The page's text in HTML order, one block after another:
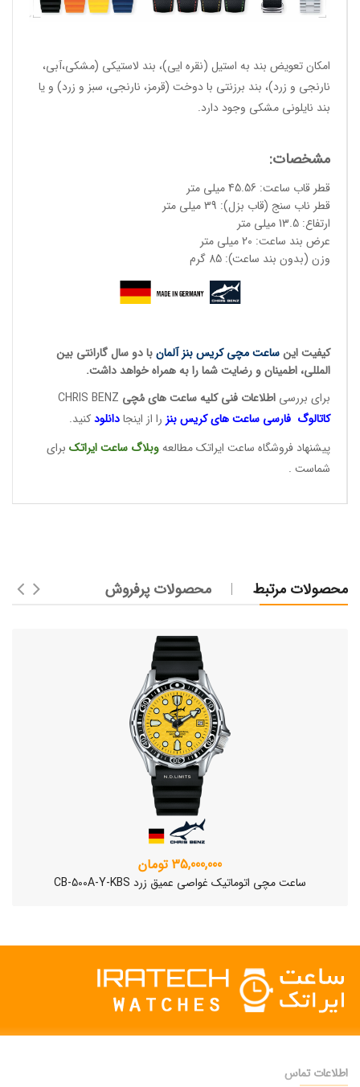
امکان تعویض بند به استیل (نقره ایی)، بند لاستیکی (مشکی،آبی،
نارنجی و زرد)، بند برزنتی با دوخت (قرمز، نارنجی، سبز و زرد) و یا
بند نایلونی مشکی وجود دارد.
مشخصات:
قطر قاب ساعت: 45.56 میلی متر
قطر ناب سنج (قاب بزل): 39 میلی متر
ارتفاع: 13.5 میلی متر
عرض بند ساعت: 20 میلی متر
وزن (بدون بند ساعت): 85 گرم
کیفیت اینساعت مچی کریس بنز آلمانبا دو سال گارانتی بین
المللی، اطمینان و رضایت شما را به همراه خواهد داشت.
برای بررسی اطلاعات فنی کلیه ساعت های مُچی
کاتالوگ فارسی ساعت هایکریس بنز را از اینجادانلودکنید.
پیشنهاد فروشگاه ساعت ایراتک مطالعهوبلاگ ساعتایراتک برای
شماست .
محصولات مرتبط محصولات پرفروش
35,000,000 تومان
ساعت مچی اتوماتیک غواصی عمیق زرد CB-500A-Y-KBS
اطلاعات تماس